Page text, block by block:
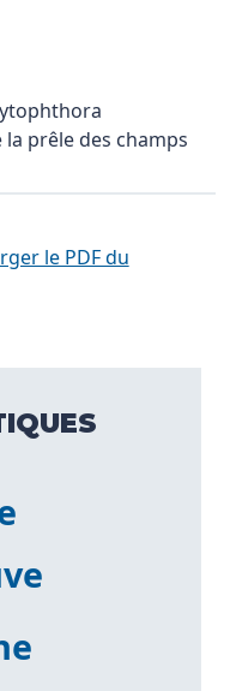
prêle des champs
le PDF du